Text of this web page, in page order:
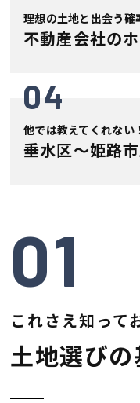
理想の土地と出会う確
不動産会社の
04
他では教えてくれない
垂水区〜姫路市
01
これさえ知って
土地選び